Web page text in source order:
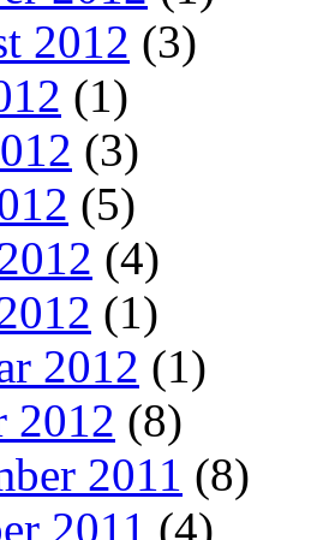
2012 (3)
(1)
(3)
(5)
(4)
(1)
2012 (1)
2012 (8)
2011 (8)
2011 (4)